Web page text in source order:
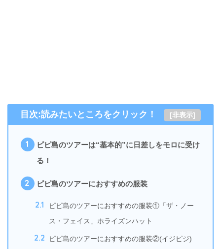
目次:読みたいところをクリック！ [非表示]
1
ピピ島のツアーは“基本的”に日差しをモロに受け
る！
2 ピピ島のツアーにおすすめの服装
2.1
ピピ島のツアーにおすすめの服装①「ザ・ノー
ス・フェイス」ホライズンハット
2.2
ピピ島のツアーにおすすめの服装②(イジピジ)